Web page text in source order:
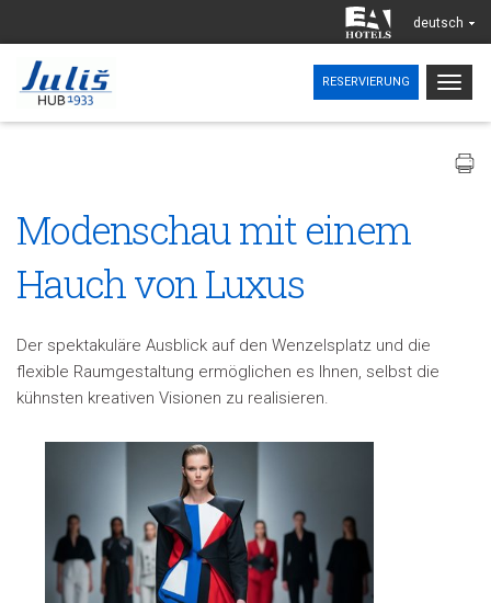
deutsch
RESERVIERUNG
Modenschau mit einem
Hauch von Luxus
Der spektakuläre Ausblick auf den Wenzelsplatz und die
flexible Raumgestaltung ermöglichen es Ihnen, selbst die
kühnsten kreativen Visionen zu realisieren.